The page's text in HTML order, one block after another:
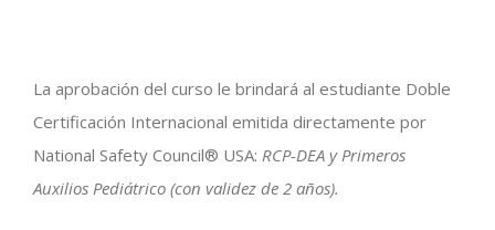
La aprobación del curso le brindará al estudiante Doble
Certificación Internacional emitida directamente por
National Safety Council® USA: RCP-DEA y Primeros
Auxilios Pediátrico (con validez de 2 años).